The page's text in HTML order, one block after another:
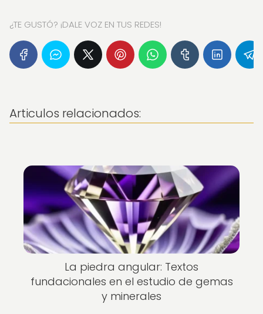
¿TE GUSTÓ? ¡DALE VOZ EN TUS REDES!
Articulos relacionados:
La piedra angular: Textos
fundacionales en el estudio de gemas
y minerales